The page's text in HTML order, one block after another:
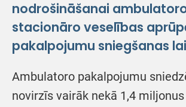
nodrošināšanai
stacionāro veselības
pakalpojumu sniegšanas
Ambulatoro pakalpojumu
novirzīs vairāk nekā 1,4